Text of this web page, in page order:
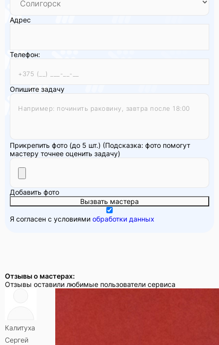
Адрес
Телефон:
Опишите задачу
Прикрепить фото (до 5 шт.) (Подсказка: фото помогут
мастеру точнее оценить задачу)
Добавить фото
Вызвать мастера
Я согласен с условиями обработки данных
Отзывы о мастерах:
Отзывы оставили любимые пользователи сервиса
Калитуха
Сергей